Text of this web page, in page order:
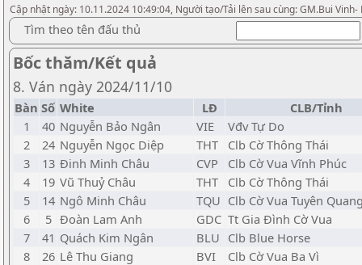
Cập nhật ngày: 10.11.2024 10:49:04, Người tạo/Tải lên sau cùng: GM.Bui
Tìm theo tên đấu thủ
Bốc thăm/Kết quả
8. Ván ngày 2024/11/10
Bàn Số White LĐ
CLB/Tỉnh
1
40 Nguyễn Bảo Ngân VIE
Vđv Tự Do
2
24 Nguyễn Ngọc Diệp THT
Clb Cờ Thông Thái
3
13 Đinh Minh Châu CVP
Clb Cờ Vua Vĩnh Phúc
4
19 Vũ Thuỷ Châu THT
Clb Cờ Thông Thái
5
14 Ngô Minh Châu TQU Clb Cờ Vua Tuyên
6
5 Đoàn Lam Anh GDC Tt Gia Đình Cờ Vua
7
41 Quách Kim Ngân BLU Clb Blue Horse
8
26 Lê Thu Giang BVI
Clb Cờ Vua Ba Vì